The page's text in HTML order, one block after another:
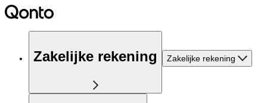
Zakelijke rekening Zakelijke rekening